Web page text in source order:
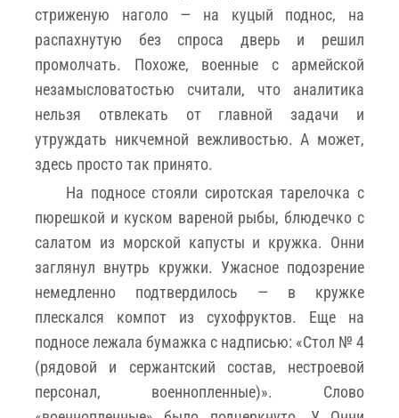
стриженую наголо — на куцый поднос, на
распахнутую без спроса дверь и решил
промолчать. Похоже, военные с армейской
незамысловатостью считали, что аналитика
нельзя отвлекать от главной задачи и
утруждать никчемной вежливостью. А может,
здесь просто так принято.
На подносе стояли сиротская тарелочка с
пюрешкой и куском вареной рыбы, блюдечко с
салатом из морской капусты и кружка. Онни
заглянул внутрь кружки. Ужасное подозрение
немедленно подтвердилось — в кружке
плескался компот из сухофруктов. Еще на
подносе лежала бумажка с надписью: «Стол № 4
(рядовой и сержантский состав, нестроевой
персонал, военнопленные)». Слово